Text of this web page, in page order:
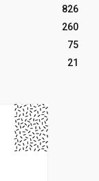
826
260
75
21